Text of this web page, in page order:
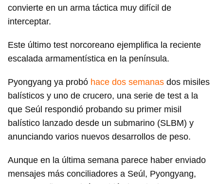
convierte en un arma táctica muy difícil de
interceptar.
Este último test norcoreano ejemplifica la reciente
escalada armamentística en la península.
Pyongyang ya probó hace dos semanas dos misiles
balísticos y uno de crucero, una serie de test a la
que Seúl respondió probando su primer misil
balístico lanzado desde un submarino (SLBM) y
anunciando varios nuevos desarrollos de peso.
Aunque en la última semana parece haber enviado
mensajes más conciliadores a Seúl, Pyongyang,